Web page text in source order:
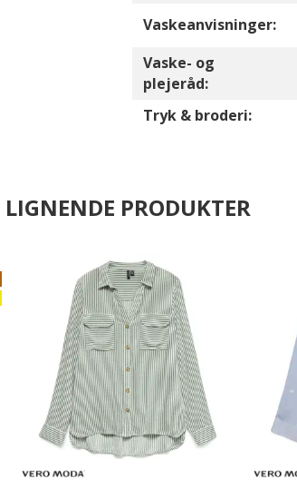
Vaskeanvisninger:
Vaske- og
plejeråd:
Tryk & broderi:
LIGNENDE PRODUKTER